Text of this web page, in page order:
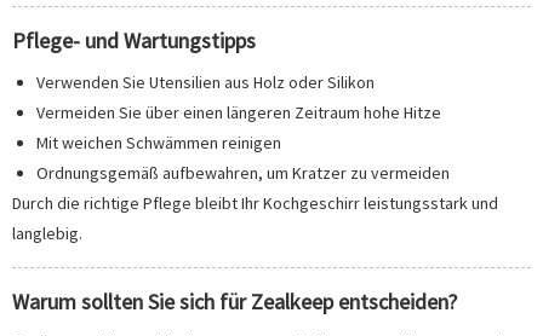
Pflege- und Wartungstipps
Verwenden Sie Utensilien aus Holz oder Silikon
Vermeiden Sie über einen längeren Zeitraum hohe Hitze
Mit weichen Schwämmen reinigen
Ordnungsgemäß aufbewahren, um Kratzer zu vermeiden
Durch die richtige Pflege bleibt Ihr Kochgeschirr leistungsstark und
langlebig.
Warum sollten Sie sich für Zealkeep entscheiden?